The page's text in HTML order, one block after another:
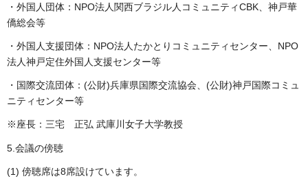
・外国人団体：NPO法人関西ブラジル人コミュニティCBK、神戸華
僑総会等
・外国人支援団体：NPO法人たかとりコミュニティセンター、NPO
法人神戸定住外国人支援センター等
・国際交流団体：(公財)兵庫県国際交流協会、(公財)神戸国際コミュ
ニティセンター等
※座長：三宅 正弘 武庫川女子大学教授
5.会議の傍聴
(1) 傍聴席は8席設けています。